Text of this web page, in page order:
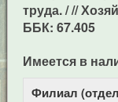
труда. / //
ББК: 67.405
Имеется в
Филиал